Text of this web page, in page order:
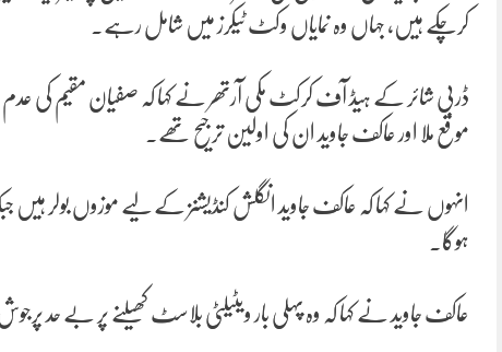
کرچکے ہیں، جہاں وہ نمایاں وکٹ ٹیکرز میں شامل رہے۔
ڈربی شائر کے ہیڈ آف کرکٹ مکی آرتھر نے کہا کہ صفیان مقیم کی عدم
موقع ملا اور عاکف جاوید ان کی اولین ترجیح تھے۔
انہوں نے کہا کہ عاکف جاوید انگلش کنڈیشنز کے لیے موزوں بولر
ہوگا۔
عاکف جاوید نے کہا کہ وہ پہلی بار ویٹیلٹی بلاسٹ کھیلنے پر بے حد